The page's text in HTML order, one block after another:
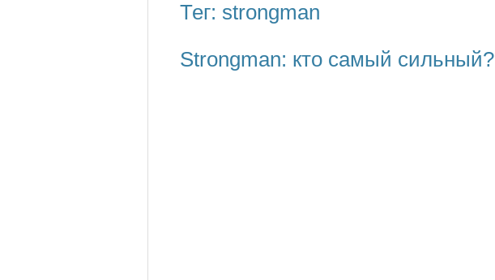
Тег: strongman
Strongman: кто самый сильный?